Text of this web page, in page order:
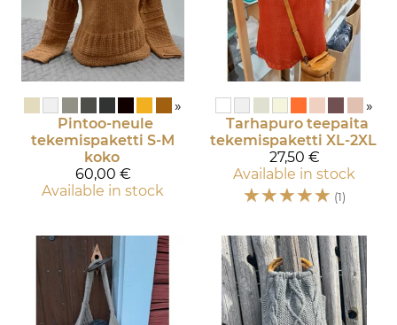
»
Pintoo-neule
tekemispaketti S-M
koko
60,00 €
Available in stock
»
Tarhapuro teepaita
tekemispaketti XL-2XL
27,50 €
Available in stock
☆☆☆☆☆ (1)